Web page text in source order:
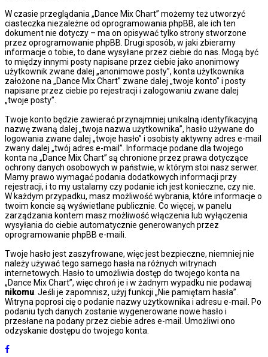
W czasie przeglądania „Dance Mix Chart” możemy też utworzyć
ciasteczka niezależne od oprogramowania phpBB, ale ich ten
dokument nie dotyczy – ma on opisywać tylko strony stworzone
przez oprogramowanie phpBB. Drugi sposób, w jaki zbieramy
informacje o tobie, to dane wysyłane przez ciebie do nas. Mogą być
to między innymi posty napisane przez ciebie jako anonimowy
użytkownik zwane dalej „anonimowe posty”, konta użytkownika
założone na „Dance Mix Chart” zwane dalej „twoje konto” i posty
napisane przez ciebie po rejestracji i zalogowaniu zwane dalej
„twoje posty”.
Twoje konto będzie zawierać przynajmniej unikalną identyfikacyjną
nazwę zwaną dalej „twoja nazwa użytkownika”, hasło używane do
logowania zwane dalej „twoje hasło” i osobisty aktywny adres e-mail
zwany dalej „twój adres e-mail”. Informacje podane dla twojego
konta na „Dance Mix Chart” są chronione przez prawa dotyczące
ochrony danych osobowych w państwie, w którym stoi nasz serwer.
Mamy prawo wymagać podania dodatkowych informacji przy
rejestracji, i to my ustalamy czy podanie ich jest konieczne, czy nie.
W każdym przypadku, masz możliwość wybrania, które informacje o
twoim koncie są wyświetlane publicznie. Co więcej, w panelu
zarządzania kontem masz możliwość włączenia lub wyłączenia
wysyłania do ciebie automatycznie generowanych przez
oprogramowanie phpBB e-maili.
Twoje hasło jest zaszyfrowane, więc jest bezpieczne, niemniej nie
należy używać tego samego hasła na różnych witrynach
internetowych. Hasło to umożliwia dostęp do twojego konta na
„Dance Mix Chart”, więc chroń je i w żadnym wypadku nie podawaj
nikomu . Jeśli je zapomnisz, użyj funkcji „Nie pamiętam hasła”.
Witryna poprosi cię o podanie nazwy użytkownika i adresu e-mail. Po
podaniu tych danych zostanie wygenerowane nowe hasło i
przesłane na podany przez ciebie adres e-mail. Umożliwi ono
odzyskanie dostępu do twojego konta.